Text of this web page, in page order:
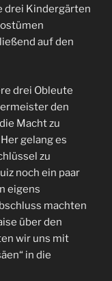
drei Kindergärten
auf den
drei Obleute
den
Macht zu
gelang es
zu
noch ein paar
eigens
machten
über den
wir uns mit
in die